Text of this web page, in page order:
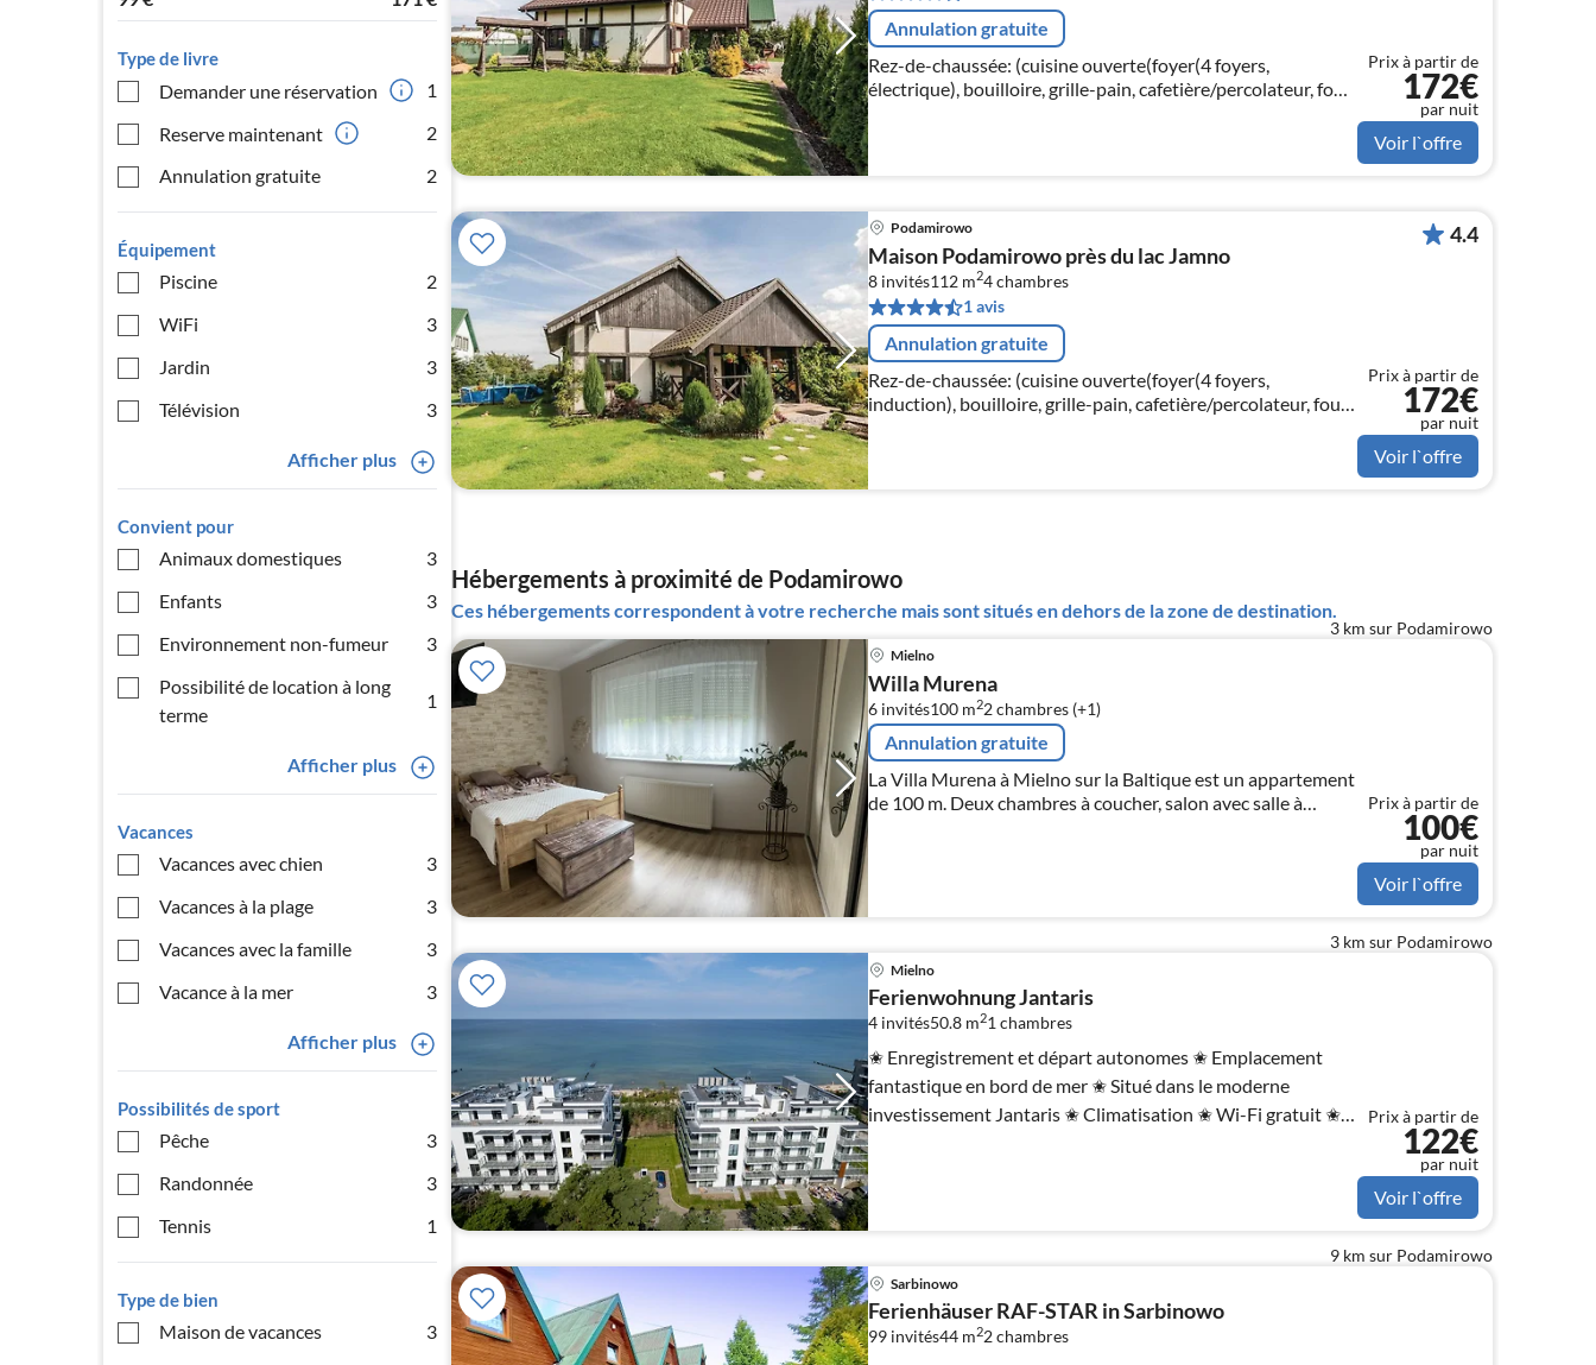
Type de livre
Demander une réservation
1
Reserve maintenant
2
Annulation gratuite
2
Équipement
Piscine
2
WiFi
3
Jardin
3
Télévision
3
Afficher plus
Convient pour
Animaux domestiques
3
Enfants
3
Environnement non-fumeur
3
Possibilité de location à long
terme
1
Afficher plus
Vacances
Vacances avec chien
3
Vacances à la plage
3
Vacances avec la famille
3
Vacance à la mer
3
Afficher plus
Possibilités de sport
Pêche
3
Randonnée
3
Tennis
1
Type de bien
Maison de vacances 3
Annulation gratuite
Rez-de-chaussée: (cuisine ouverte(foyer(4 foyers,
électrique), bouilloire, grille-pain, cafetière/percolateur, four,
micro ondes, lave-vaisselle , combinaison
réfrigérateur/congéla...
Prix à partir de
172€
par nuit
Voir l`offre
Podamirowo
Maison Podamirowo près du lac Jamno
8 invités112 m24chambres
1 avis
Annulation gratuite
Rez-de-chaussée: (cuisine ouverte(foyer(4 foyers,
induction), bouilloire, grille-pain, cafetière/percolateur, four,
micro ondes, lave-vaisselle , combinaison
réfrigérateur/congélat...
4.4
Prix à partir de
172€
par nuit
Voir l`offre
Hébergements à proximité de Podamirowo
Ces hébergements correspondent à votre recherche mais sont situés en dehors de la zone de destination.
3 km sur Podamirowo
Mielno
Willa Murena
6 invités100 m22chambres (+1)
Annulation gratuite
La Villa Murena à Mielno sur la Baltique est un appartement
de 100 m. Deux chambres à coucher, salon avec salle à
Prix à partir de
100€
par nuit
Voir l`offre
3 km sur Podamirowo
Mielno
Ferienwohnung Jantaris
4 invités50.8 m21 chambres
✬ Enregistrement et départ autonomes ✬ Emplacement
fantastique en bord de mer ✬ Situé dans le moderne
investissement Jantaris ✬ Climatisation ✬ Wi-Fi gratuit ✬
Grande terrasse ✬ Parking gratuit ✬
Prix à partir de
122€
par nuit
Voir l`offre
9 km sur Podamirowo
Sarbinowo
Ferienhäuser RAF-STAR in Sarbinowo
99 invités44 m22chambres